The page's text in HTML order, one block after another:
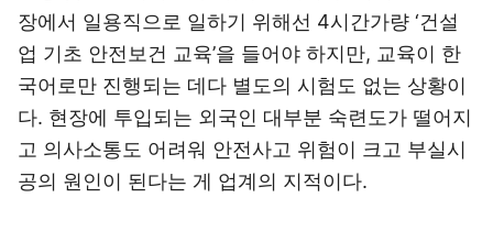
장에서 일용직으로 일하기 위해선 4시간가량 ‘건설
업 기초 안전보건 교육’을 들어야 하지만, 교육이 한
국어로만 진행되는 데다 별도의 시험도 없는 상황이
다. 현장에 투입되는 외국인 대부분 숙련도가 떨어지
고 의사소통도 어려워 안전사고 위험이 크고 부실시
공의 원인이 된다는 게 업계의 지적이다.